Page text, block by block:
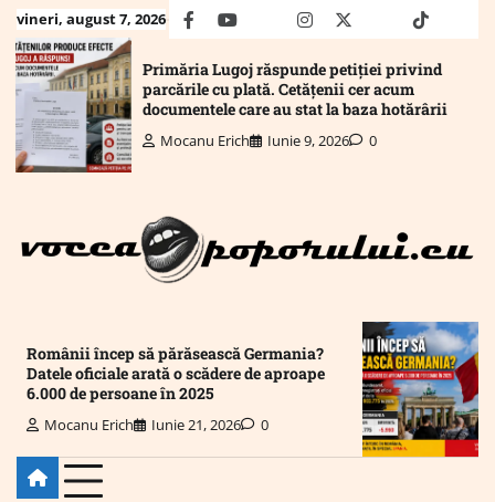
Skip
to
content
vineri, august 7, 2026 facebookyoutubeMailinstagram
twitter truthtiktok
Primăria Lugoj răspunde petiției privind
parcările cu plată. Cetățenii cer acum
documentele care au stat la baza hotărârii
Mocanu Erich Iunie 9, 2026 0
Românii încep să părăsească Germania?
Datele oficiale arată o scădere de aproape
6.000 de persoane în 2025
Mocanu Erich Iunie 21, 2026 0